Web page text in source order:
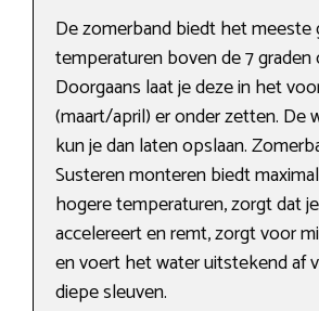
De zomerband biedt het meeste
temperaturen boven de 7 graden
Doorgaans laat je deze in het
(maart/april) er onder zetten. De
kun je dan laten opslaan.
Susteren monteren biedt
hogere temperaturen, zorgt dat
accelereert en remt, zorgt voor
en voert het water uitstekend af
diepe sleuven.